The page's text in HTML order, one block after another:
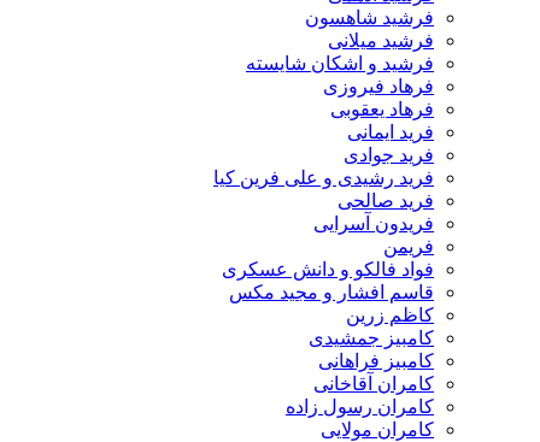
فرشید شاهسون
فرشید میلانی
فرشید و اشکان شایسته
فرهاد فیروزی
فرهاد یعقوبی
فرید ایمانی
فرید جوادی
فرید رشیدی و علی فرین کیا
فرید صالحی
فریدون آسرایی
فریمن
فواد فالکو و دانش عسکری
قاسم افشار و مجید مکس
کاظم زرین
کامبیز جمشیدی
کامبیز فراهانی
کامران آقاخانی
کامران رسول زاده
کامران مولایی